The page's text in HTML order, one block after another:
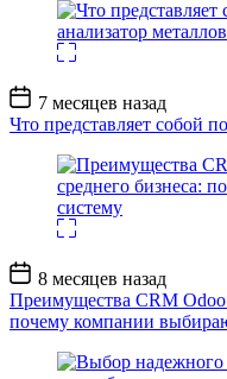
Дата
записи
7 месяцев назад
Что представляет собой
Дата
записи
8 месяцев назад
Преимущества CRM Odoo
почему компании